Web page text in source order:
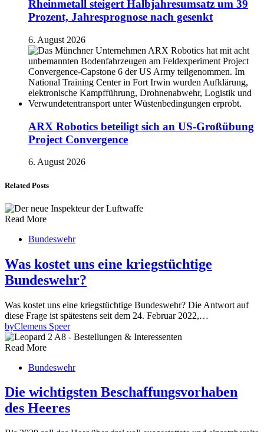
Rheinmetall steigert Halbjahresumsatz um 39
Prozent, Jahresprognose nach gesenkt
6. August 2026
ARX Robotics beteiligt sich an US-Großübung
Project Convergence
6. August 2026
Related Posts
Read More
Bundeswehr
Was kostet uns eine kriegstüchtige
Bundeswehr?
Was kostet uns eine kriegstüchtige Bundeswehr? Die Antwort auf
diese Frage ist spätestens seit dem 24. Februar 2022,…
byClemens Speer
Read More
Bundeswehr
Die wichtigsten Beschaffungsvorhaben
des Heeres